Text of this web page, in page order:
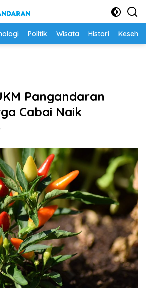
Politik Wisata Histori
Pangandaran
Cabai Naik